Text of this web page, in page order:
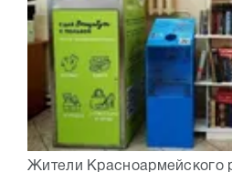
Жители Красноармейского